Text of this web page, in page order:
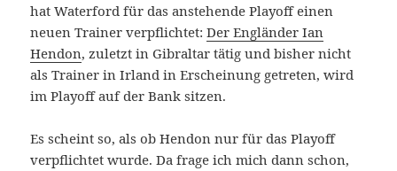
hat Waterford für das anstehende Playoff einen
neuen Trainer verpflichtet:Der Engländer Ian
Hendon, zuletzt in Gibraltar tätig und bisher nicht
als Trainer in Irland in Erscheinung getreten, wird
im Playoff auf der Bank sitzen.
Es scheint so, als ob Hendon nur für das Playoff
verpflichtet wurde. Da frage ich mich dann schon,